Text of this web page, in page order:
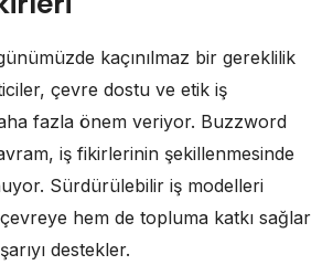
kaçınılmaz bir gereklilik
çevre dostu ve etik iş
fazla önem veriyor. Buzzword
iş fikirlerinin şekillenmesinde
Sürdürülebilir iş modelleri
hem de topluma katkı sağlar
destekler.